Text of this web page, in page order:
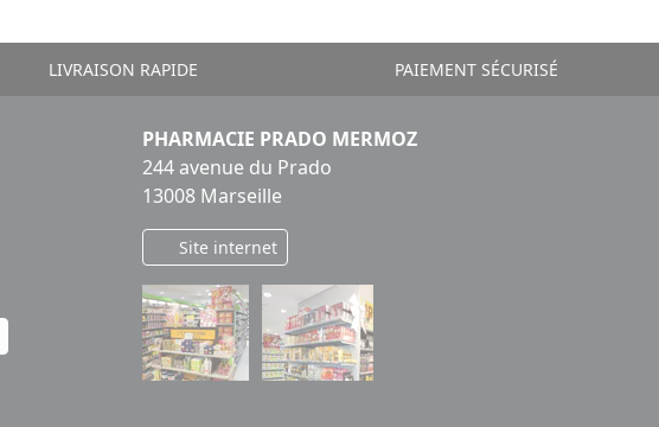
LIVRAISON RAPIDE PAIEMENT SÉCURISÉ
PHARMACIE PRADO MERMOZ
244 avenue du Prado
13008 Marseille
Site internet